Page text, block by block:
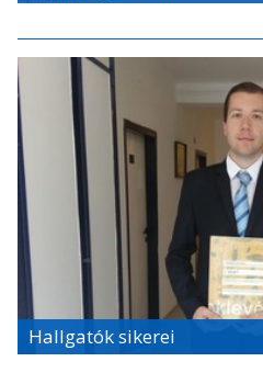
Hallgatók sikerei